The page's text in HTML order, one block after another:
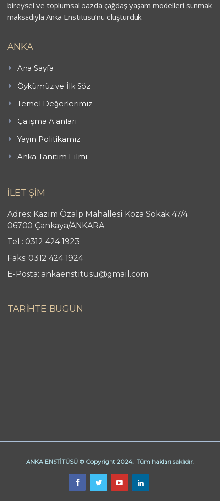
bireysel ve toplumsal bazda çağdaş yaşam modelleri sunmak
maksadıyla Anka Enstitüsü’nü oluşturduk.
ANKA
Ana Sayfa
Öykümüz ve İlk Söz
Temel Değerlerimiz
Çalışma Alanları
Yayın Politikamız
Anka Tanıtım Filmi
İLETİŞİM
Adres: Kazım Özalp Mahallesi Koza Sokak 47/4
06700 Çankaya/ANKARA
Tel : 0312 424 1923
Faks: 0312 424 1924
E-Posta: ankaenstitusu@gmail.com
TARİHTE BUGÜN
ANKA ENSTİTÜSÜ © Copyright 2024. Tüm hakları saklıdır.